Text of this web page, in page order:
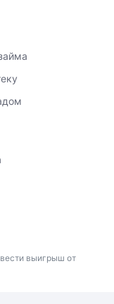
выигрыш от